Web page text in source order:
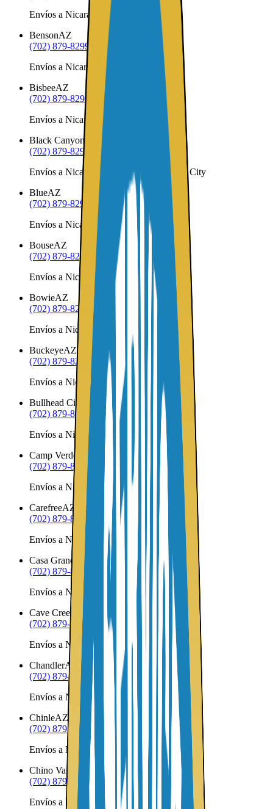
Envíos a Nicaragua desde Bagdad
BensonAZ
(702) 879-8299
Envíos a Nicaragua desde Benson
BisbeeAZ
(702) 879-8299
Envíos a Nicaragua desde Bisbee
Black Canyon City
(702) 879-8299
Envíos a Nicaragua desde Black Canyon City
BlueAZ
(702) 879-8299
Envíos a Nicaragua desde Blue
BouseAZ
(702) 879-8299
Envíos a Nicaragua desde Bouse
BowieAZ
(702) 879-8299
Envíos a Nicaragua desde Bowie
BuckeyeAZ
(702) 879-8299
Envíos a Nicaragua desde Buckeye
Bullhead City
AZ
(702) 879-8299
Envíos a Nicaragua desde Bullhead City
Camp Verde
AZ
(702) 879-8299
Envíos a Nicaragua desde Camp Verde
CarefreeAZ
(702) 879-8299
Envíos a Nicaragua desde Carefree
Casa Grande
AZ
(702) 879-8299
Envíos a Nicaragua desde Casa Grande
Cave Creek
AZ
(702) 879-8299
Envíos a Nicaragua desde Cave Creek
ChandlerAZ
(702) 879-8299
Envíos a Nicaragua desde Chandler
ChinleAZ
(702) 879-8299
Envíos a Nicaragua desde Chinle
Chino Valley
AZ
(702) 879-8299
Envíos a Nicaragua desde Chino Valley